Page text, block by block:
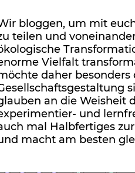
bloggen, um mit
teilen und
Vielfalt
daher
an die Weisheit
und
mal Halbfertiges
macht am besten